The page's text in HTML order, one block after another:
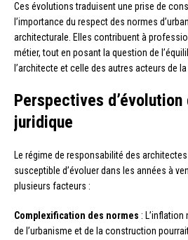
Ces évolutions traduisent une prise de
l’importance du respect des normes
architecturale. Elles contribuent à
métier, tout en posant la question de
l’architecte et celle des autres acteurs de
Perspectives d’évolution
juridique
Le régime de responsabilité des
susceptible d’évoluer dans les années à
plusieurs facteurs :
Complexification des normes :
de l’urbanisme et de la construction